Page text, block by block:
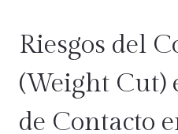
Riesgos del
(Weight Cut)
de Contacto